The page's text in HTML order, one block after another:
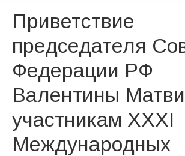
Приветствие
председателя
Федерации РФ
Валентины
участникам XXXI
Международных